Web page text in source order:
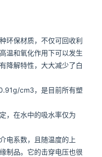
环保材质，不仅可回收利
温和氧化作用下可以发生
降解特性，大大减少了白
cm3，是目前所有塑
，在水中的吸水率仅为
电系数，且随温度的上
制品。它的击穿电压也很